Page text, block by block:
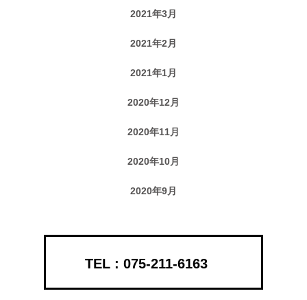
2021年3月
2021年2月
2021年1月
2020年12月
2020年11月
2020年10月
2020年9月
075-211-6163